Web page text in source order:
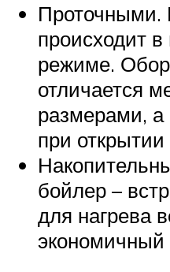
Проточными.
происходит в
режиме.
отличается
размерами, а
при открытии
бойлер –
для нагрева
экономичный